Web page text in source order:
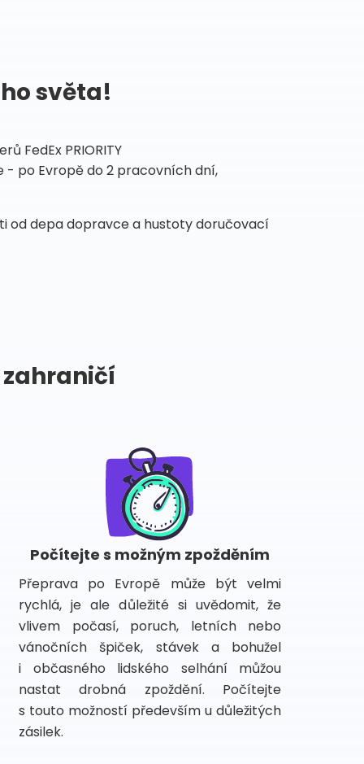
světa!
FedEx PRIORITY
- po Evropě do 2 pracovních dní,
od depa dopravce a hustoty doručovací
Počítejte s možným zpožděním
Přeprava po Evropě může být velmi
rychlá, je ale důležité si uvědomit, že
vlivem počasí, poruch, letních nebo
vánočních špiček, stávek a bohužel
i občasného lidského selhání můžou
nastat drobná zpoždění. Počítejte
s touto možností především u důležitých
zásilek.